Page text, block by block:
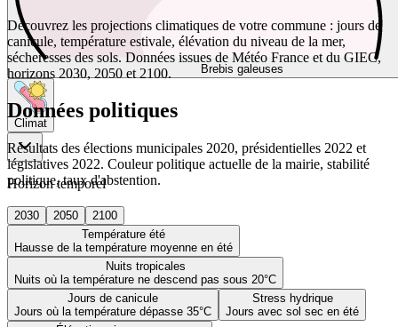
Brebis galeuses
Climat
Horizon temporel
2030 2050
2100
Température été
Hausse de la température moyenne en été
Nuits tropicales
Nuits où la température ne descend pas sous 20°C
Jours de canicule
Jours où la température dépasse 35°C
Stress hydrique
Jours avec sol sec en été
Découvrez les projections climatiques de votre commune : jours de
canicule, température estivale, élévation du niveau de la mer,
sécheresses des sols. Données issues de Météo France et du GIEC,
horizons 2030, 2050 et 2100.
Données politiques
Résultats des élections municipales 2020, présidentielles 2022 et
législatives 2022. Couleur politique actuelle de la mairie, stabilité
politique, taux d'abstention.